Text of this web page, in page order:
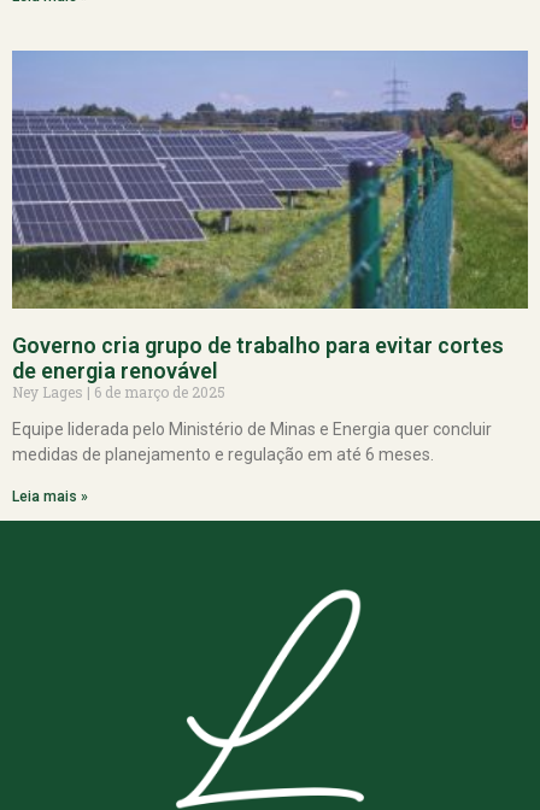
Governo cria grupo de trabalho para evitar cortes
de energia renovável
Ney Lages
6 de março de 2025
Equipe liderada pelo Ministério de Minas e Energia quer concluir
medidas de planejamento e regulação em até 6 meses.
Leia mais »